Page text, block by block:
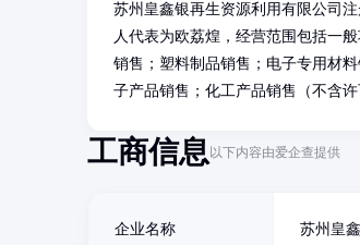
苏州皇鑫银再生资源利用有限公司
人代表为欧荔煌，经营范围包括一
销售；塑料制品销售；电子专用材
子产品销售；化工产品销售（不含
工商信息以下内容由爱企查提供
企业名称 苏州皇